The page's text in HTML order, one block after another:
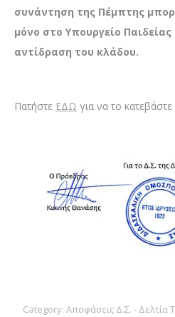
συνάντηση της Πέμπτης
μόνο στο Υπουργείο
αντίδραση του κλάδου.
Πατήστε ΕΔΩ για να το
Category: Αποφάσεις Δ.Σ. - Δελτία